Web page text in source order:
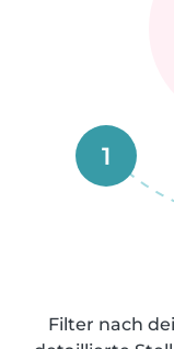
1
Filter nach